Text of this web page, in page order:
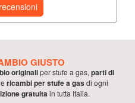
GIUSTO
originaliperstufe a gas, parti di
ricambi perstufe a gas di ogni
gratuitain tutta Italia.